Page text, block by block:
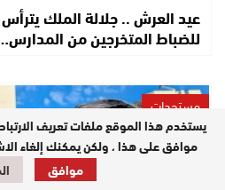
عيد العرش .. جلالة الملك
للضباط المتخرجين من
مستجدات
يستخدم هذا الموقع ملفات تعريف
موافق على هذا ، ولكن يمكنك إلغاء
موافق